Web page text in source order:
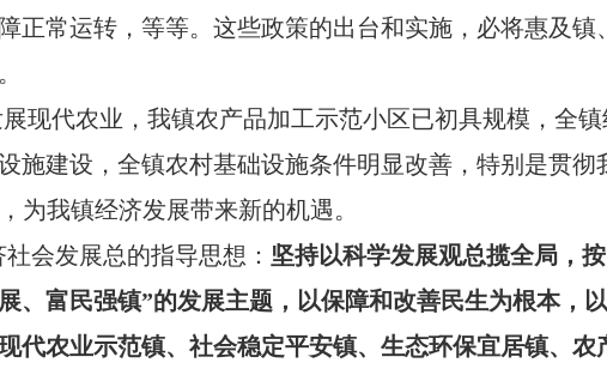
正常运转，等等。这些政策的出台和实施，必将惠及镇
现代农业，我镇农产品加工示范小区已初具规模，全
施建设，全镇农村基础设施条件明显改善，特别是贯彻
为我镇经济发展带来新的机遇。
会发展总的指导思想： 坚持以科学发展观总揽全局，
、富民强镇”的发展主题， 以保障和改善民生为根本，
代农业示范镇、社会稳定平安镇、生态环保宜居镇、农